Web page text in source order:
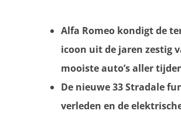
Alfa Romeo kondigt de
icoon uit de jaren zestig
mooiste auto’s aller
De nieuwe 33 Stradale
verleden en de